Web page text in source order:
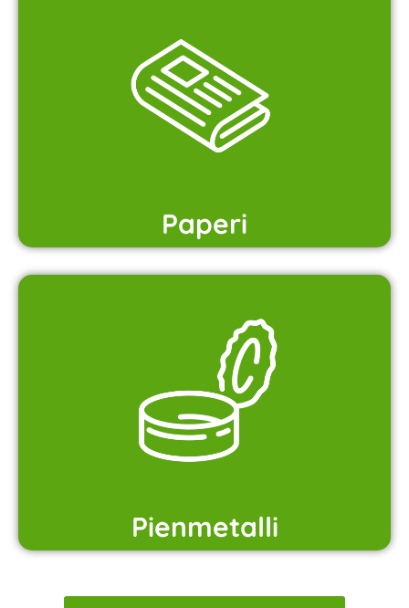
Paperi
Pienmetalli